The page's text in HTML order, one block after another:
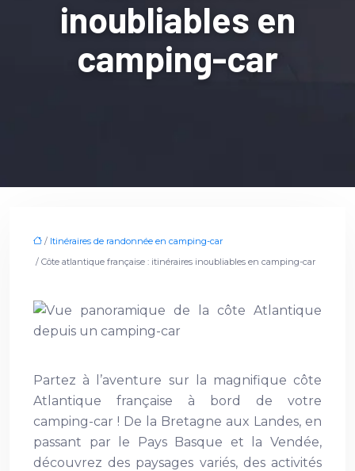
inoubliables en
camping-car
/ Itinéraires de randonnée en camping-car
/ Côte atlantique française : itinéraires inoubliables en camping-car
Partez à l’aventure sur la magnifique côte
Atlantique française à bord de votre
camping-car ! De la Bretagne aux Landes, en
passant par le Pays Basque et la Vendée,
découvrez des paysages variés, des activités